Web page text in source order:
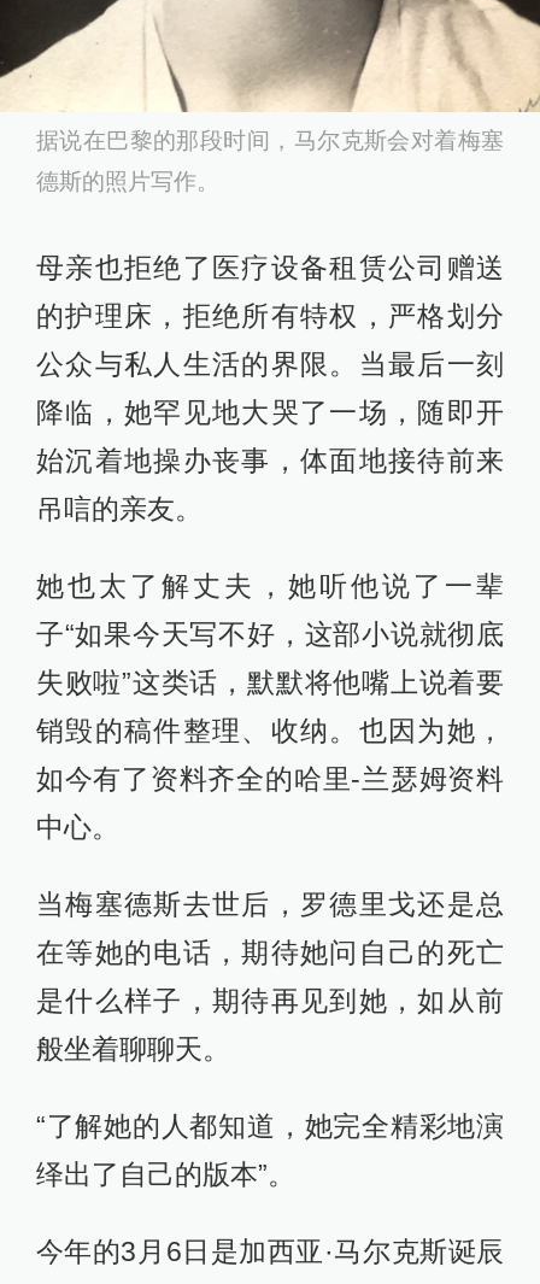
据说在巴黎的那段时间，马尔克斯会对着梅塞
德斯的照片写作。
母亲也拒绝了医疗设备租赁公司赠送
的护理床，拒绝所有特权，严格划分
公众与私人生活的界限。当最后一刻
降临，她罕见地大哭了一场，随即开
始沉着地操办丧事，体面地接待前来
吊唁的亲友。
她也太了解丈夫，她听他说了一辈
子“如果今天写不好，这部小说就彻底
失败啦”这类话，默默将他嘴上说着要
销毁的稿件整理、收纳。也因为她，
如今有了资料齐全的哈里-兰瑟姆资料
中心。
当梅塞德斯去世后，罗德里戈还是总
在等她的电话，期待她问自己的死亡
是什么样子，期待再见到她，如从前
般坐着聊聊天。
“了解她的人都知道，她完全精彩地演
绎出了自己的版本”。
今年的3月6日是加西亚·马尔克斯诞辰